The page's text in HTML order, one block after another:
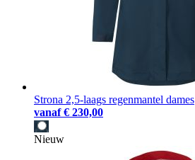
Strona 2,5-laags regenmantel dames
vanaf € 230,00
Nieuw